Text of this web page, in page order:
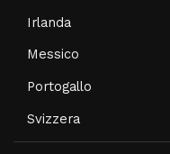
Irlanda
Messico
Portogallo
Svizzera